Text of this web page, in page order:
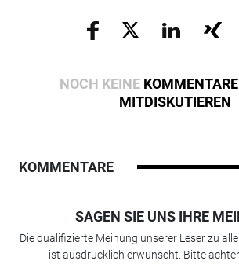
NOCH KEINE
MITDISKUTIEREN
KOMMENTARE
SAGEN SIE UNS IHRE
Die qualifizierte Meinung unserer Leser zu
ist ausdrücklich erwünscht. Bitte